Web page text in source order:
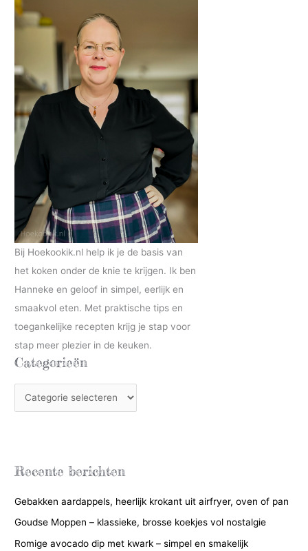
Bij Hoekookik.nl help ik je de basis van
het koken onder de knie te krijgen. Ik ben
Hanneke en geloof in simpel, eerlijk en
smaakvol eten. Met praktische tips en
toegankelijke recepten krijg je stap voor
stap meer plezier in de keuken.
Categorieën
a
g
r
i
e
Recente berichten
Gebakken aardappels, heerlijk krokant uit airfryer, oven of pan
Goudse Moppen – klassieke, brosse koekjes vol nostalgie
Romige avocado dip met kwark – simpel en smakelijk